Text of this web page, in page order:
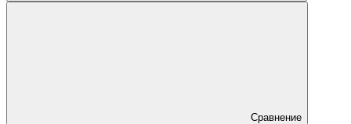
Сравнение